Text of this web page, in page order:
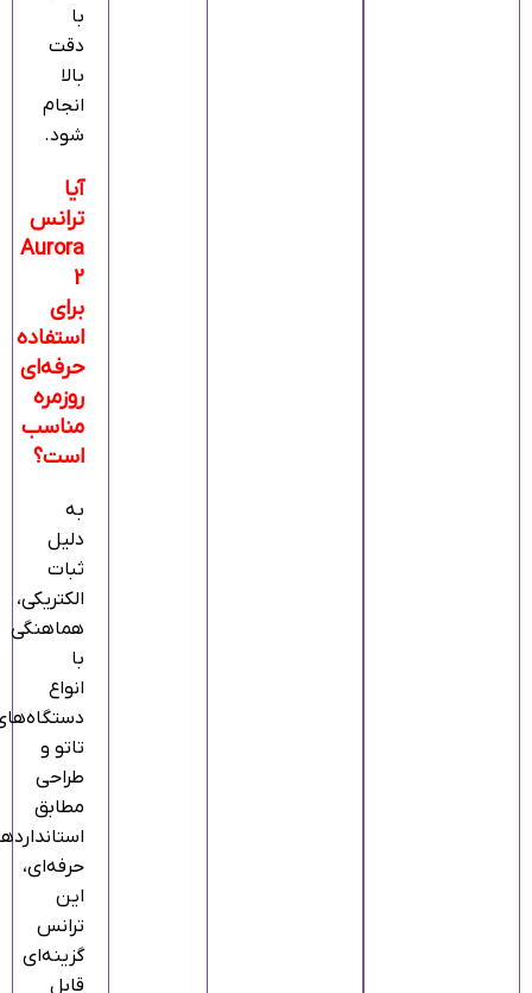
با
دقت
بالا
انجام
شود.
آیا
ترانس
Aurora
2
برای
استفاده
حرفه‌ای
روزمره
مناسب
است؟
به
دلیل
ثبات
الکتریکی،
هماهنگی
با
انواع
تاتو و
طراحی
مطابق
حرفه‌ای،
این
ترانس
گزینه‌ای
قابل